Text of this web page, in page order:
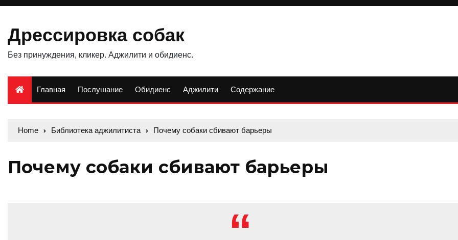
Дрессировка собак
Без принуждения, кликер. Аджилити и обидиенс.
Главная Послушание Обидиенс Aджилити Содержание
Home Библиотека аджилитиста Почему собаки сбивают барьеры
Почему собаки сбивают барьеры